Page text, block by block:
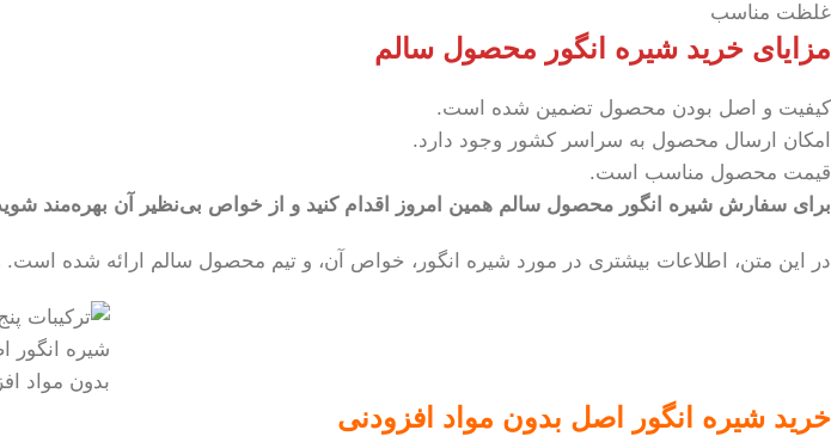
غلظت مناسب
مزایای خرید شیره انگور محصول سالم
کیفیت و اصل بودن محصول تضمین شده است.
امکان ارسال محصول به سراسر کشور وجود دارد.
قیمت محصول مناسب است.
برای سفارش شیره انگور محصول سالم همین امروز اقدام کنید و از خواص بی‌نظیر آن بهره‌مند
در این متن، اطلاعات بیشتری در مورد شیره انگور، خواص آن، و تیم محصول سالم ارائه شده
شیره انگور
بدون مواد
خرید شیره انگور اصل بدون مواد افزودنی